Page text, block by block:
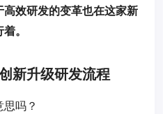
高效研发的变革也在这家新
。
新升级研发流程
吗？